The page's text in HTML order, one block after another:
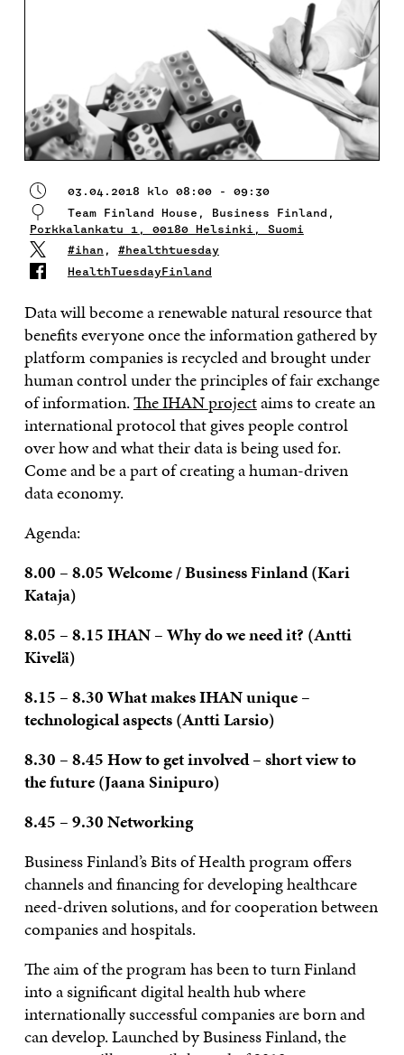
03.04.2018 klo 08:00 - 09:30
Team Finland House, Business Finland,
Porkkalankatu 1, 00180 Helsinki, Suomi
#ihan , #healthtuesday
HealthTuesdayFinland
Data will become a renewable natural resource that
benefits everyone once the information gathered by
platform companies is recycled and brought under
human control under the principles of fair exchange
of information.The IHAN projectaims to create an
international protocol that gives people control
over how and what their data is being used for.
Come and be a part of creating a human-driven
data economy.
Agenda:
8.00 – 8.05 Welcome / Business Finland (Kari
Kataja)
8.05 – 8.15 IHAN – Why do we need it? (Antti
Kivelä)
8.15 – 8.30 What makes IHAN unique –
technological aspects (Antti Larsio)
8.30 – 8.45 How to get involved – short view to
the future (Jaana Sinipuro)
8.45 – 9.30 Networking
Business Finland’s Bits of Health program offers
channels and financing for developing healthcare
need-driven solutions, and for cooperation between
companies and hospitals.
The aim of the program has been to turn Finland
into a significant digital health hub where
internationally successful companies are born and
can develop. Launched by Business Finland, the